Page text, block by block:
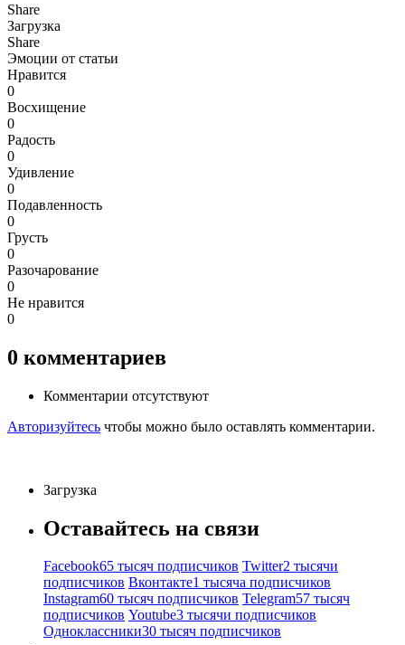
Share
Загрузка
Share
Эмоции от статьи
Нравится
0
Восхищение
0
Радость
0
Удивление
0
Подавленность
0
Грусть
0
Разочарование
0
Не нравится
0
0 комментариев
Комментарии отсутствуют
Авторизуйтесь чтобы можно было оставлять комментарии.
Загрузка
Оставайтесь на связи
Facebook65 тысяч подписчиков Twitter2 тысячи
подписчиков Вконтакте1 тысяча подписчиков
Instagram60 тысяч подписчиков Telegram57 тысяч
подписчиков Youtube3 тысячи подписчиков
Одноклассники30 тысяч подписчиков